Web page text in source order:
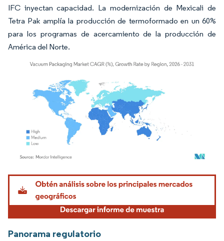
IFC inyectan capacidad. La modernización de Mexicali de
Tetra Pak amplía la producción de termoformado en un 60%
para los programas de acercamiento de la producción de
América del Norte.
Imagen © Mordor Intelligence. El uso requiere atribución según CC BY 4.0.
Panorama regulatorio